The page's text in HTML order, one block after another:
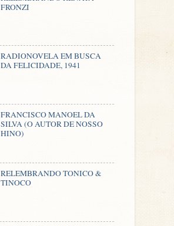
FRONZI
RADIONOVELA EM BUSCA
DA FELICIDADE, 1941
FRANCISCO MANOEL DA
SILVA (O AUTOR DE NOSSO
HINO)
RELEMBRANDO TONICO &
TINOCO